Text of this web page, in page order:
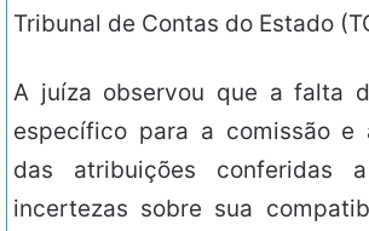
Tribunal de Contas do Estado
A juíza observou que a falta
específico para a comissão e
das atribuições conferidas
incertezas sobre sua